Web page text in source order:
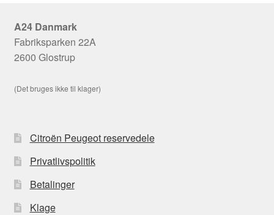
A24 Danmark
Fabriksparken 22A
2600 Glostrup
(Det bruges ikke til klager)
Citroën Peugeot reservedele
Privatlivspolitik
Betalinger
Klage